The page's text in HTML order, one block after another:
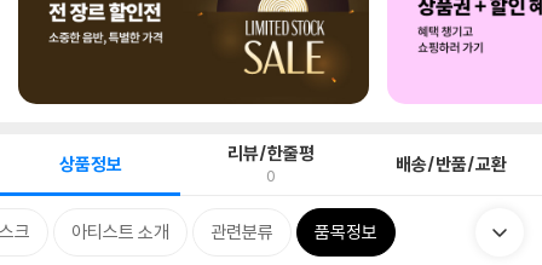
상품정보 리뷰/한줄평
0 배송/반품/교환
크 아티스트 소개 관련분류 품목정보